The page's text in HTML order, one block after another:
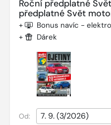
Roční předplatné
předplatné Svět
+ Bonus navíc -
+ Dárek
Od: